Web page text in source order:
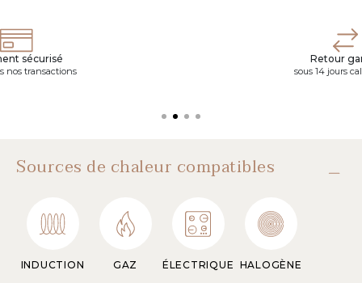
sécurisé
nos transactions
Retour
sous 14 jours
Sources de chaleur compatibles
INDUCTION GAZ ÉLECTRIQUE HALOGÈNE